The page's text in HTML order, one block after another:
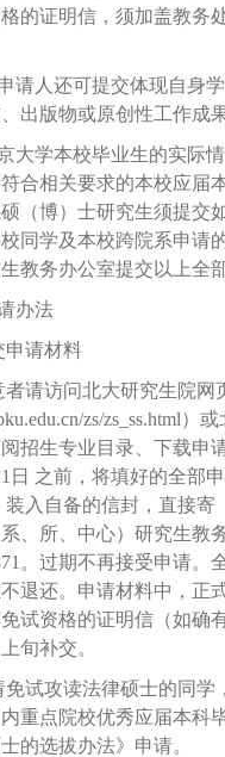
的证明信，须加盖教务
请人还可提交体现自身
出版物或原创性工作成果
大学本校毕业生的实际
合相关要求的本校应届
（博）士研究生须提交
同学及本校跨院系申请
教务办公室提交以上全
办法
申请材料
者请访问北大研究生院网
zs/zs_ss.html）
招生专业目录、下载申
日 之前，将填好的全部
装入自备的信封，直接寄
、所、中心）研究生教
。过期不再接受申请。
退还。申请材料中，正
试资格的证明信（如确
旬补交。
免试攻读法律硕士的同学
重点院校优秀应届本科
的选拔办法》申请。